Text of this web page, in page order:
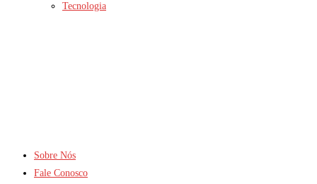
Tecnologia
Sobre Nós
Fale Conosco